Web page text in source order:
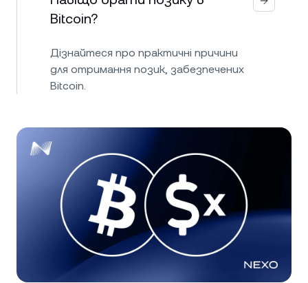
Bitcoin?
Дізнайтеся про практичні причини
для отримання позик, забезпечених
Bitcoin.